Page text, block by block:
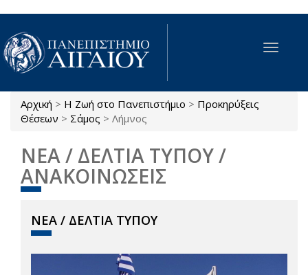
Παράκαμψη προς το κυρίως περιεχόμενο
Toggle
Είστε εδώ
Αρχική > Η Ζωή στο Πανεπιστήμιο > Προκηρύξεις
Θέσεων > Σάμος > Λήμνος
ΝΕΑ / ΔΕΛΤΙΑ ΤΥΠΟΥ /
ΑΝΑΚΟΙΝΩΣΕΙΣ
ΝΕΑ / ΔΕΛΤΙΑ ΤΥΠΟΥ